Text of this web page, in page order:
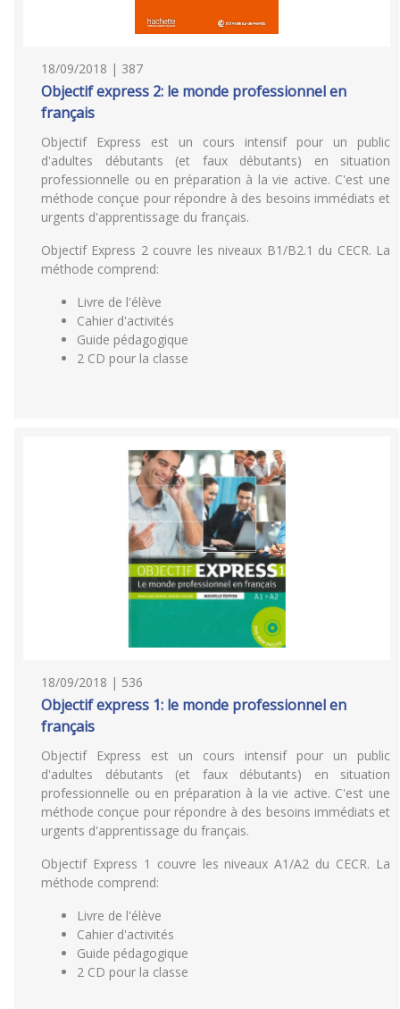
18/09/2018 | 387
Objectif express 2: le monde professionnel en
français
Objectif Express est un cours intensif pour un public
d'adultes débutants (et faux débutants) en situation
professionnelle ou en préparation à la vie active. C'est une
méthode conçue pour répondre à des besoins immédiats et
urgents d'apprentissage du français.
Objectif Express 2 couvre les niveaux B1/B2.1 du CECR. La
méthode comprend:
Livre de l'élève
Cahier d'activités
Guide pédagogique
2 CD pour la classe
18/09/2018 | 536
Objectif express 1: le monde professionnel en
français
Objectif Express est un cours intensif pour un public
d'adultes débutants (et faux débutants) en situation
professionnelle ou en préparation à la vie active. C'est une
méthode conçue pour répondre à des besoins immédiats et
urgents d'apprentissage du français.
Objectif Express 1 couvre les niveaux A1/A2 du CECR. La
méthode comprend:
Livre de l'élève
Cahier d'activités
Guide pédagogique
2 CD pour la classe